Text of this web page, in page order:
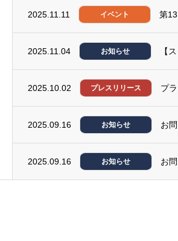
2025.11.11 イベント
2025.11.04 お知らせ
2025.10.02 プレスリリース
2025.09.16 お知らせ
2025.09.16 お知らせ